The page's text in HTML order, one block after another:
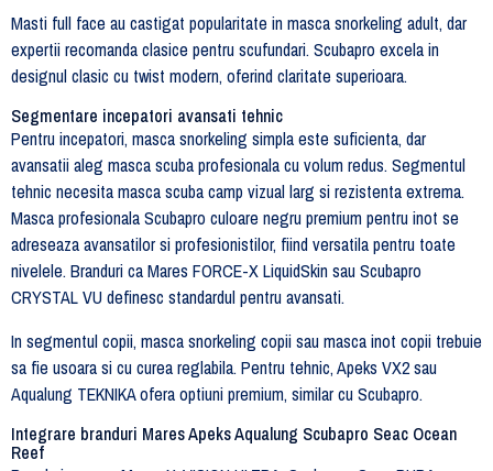
Masti full face au castigat popularitate in masca snorkeling adult, dar
expertii recomanda clasice pentru scufundari. Scubapro excela in
designul clasic cu twist modern, oferind claritate superioara.
Segmentare incepatori avansati tehnic
Pentru incepatori, masca snorkeling simpla este suficienta, dar
avansatii aleg masca scuba profesionala cu volum redus. Segmentul
tehnic necesita masca scuba camp vizual larg si rezistenta extrema.
Masca profesionala Scubapro culoare negru premium pentru inot se
adreseaza avansatilor si profesionistilor, fiind versatila pentru toate
nivelele. Branduri ca Mares FORCE-X LiquidSkin sau Scubapro
CRYSTAL VU definesc standardul pentru avansati.
In segmentul copii, masca snorkeling copii sau masca inot copii trebuie
sa fie usoara si cu curea reglabila. Pentru tehnic, Apeks VX2 sau
Aqualung TEKNIKA ofera optiuni premium, similar cu Scubapro.
Integrare branduri Mares Apeks Aqualung Scubapro Seac Ocean
Reef